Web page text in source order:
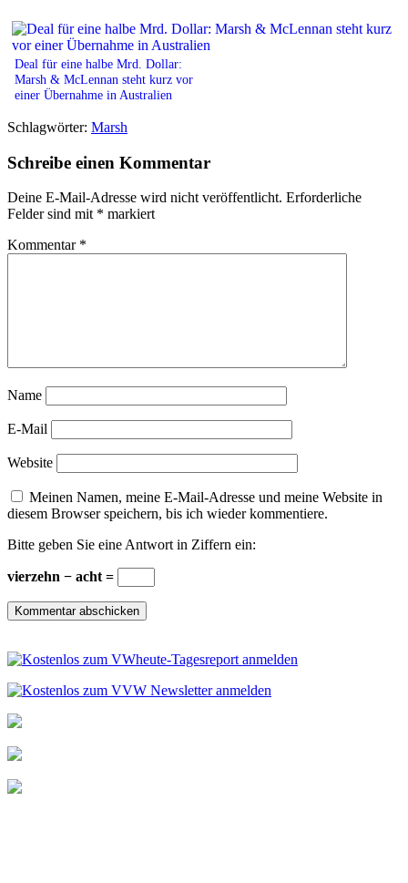
Deal für eine halbe Mrd. Dollar:
Marsh & McLennan steht kurz vor
einer Übernahme in Australien
Schlagwörter: Marsh
Schreibe einen Kommentar
Deine E-Mail-Adresse wird nicht veröffentlicht. Erforderliche
Felder sind mit * markiert
Kommentar *
Name
E-Mail
Website
Meinen Namen, meine E-Mail-Adresse und meine Website in
diesem Browser speichern, bis ich wieder kommentiere.
Bitte geben Sie eine Antwort in Ziffern ein:
vierzehn − acht =